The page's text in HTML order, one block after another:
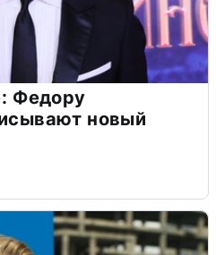
Федору
новый